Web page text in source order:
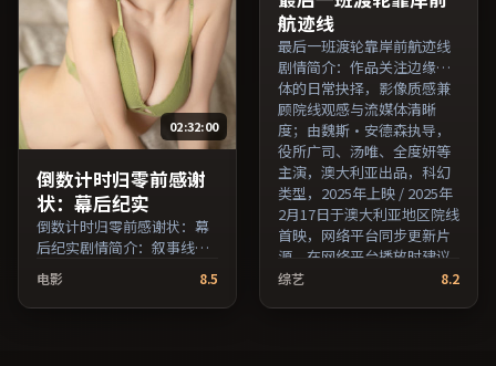
员交叉检索。）
02:32:00
倒数计时归零前感谢
状：幕后纪实
倒数计时归零前感谢状：幕
后纪实剧情简介：叙事线索
在城市与乡野之间往返，亲
情线与友情线并行推进；由
朴赞郁执导，胡歌、黄政
电影 8.5
航迹线
最后一班渡轮靠岸前航迹线
剧情简介：作品关注边缘群
体的日常抉择，影像质感兼
顾院线观感与流媒体清晰
度；由魏斯·安德森执导，
役所广司、汤唯、全度妍等
主演，澳大利亚出品，科幻
类型，2025年上映 / 2025年
2月17日于澳大利亚地区院线
首映，网络平台同步更新片
源。在网络平台播放时建议
开启高清画质以获得更佳细
综艺 8.2